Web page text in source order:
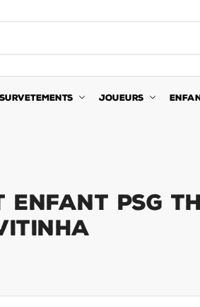
SURVETEMENTS JOUEURS
PSG